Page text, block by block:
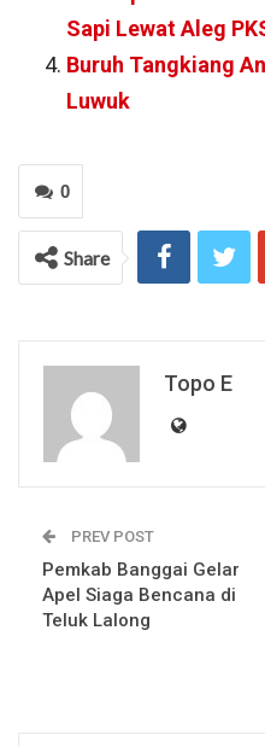
Sapi Lewat Aleg
Buruh Tangkiang
Luwuk
0
Share
Topo E
PREV POST
Pemkab Banggai Gelar
Apel Siaga Bencana di
Teluk Lalong